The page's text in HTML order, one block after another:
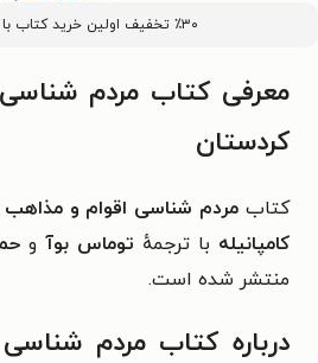
٪۳۰ تخفیف اولین خرید کتاب با کد
معرفی کتاب مردم
کردستان
کتاب مردم شناسی اقوام و مذاهب
کامپانیله با ترجمهٔ توماس بوآ و
منتشر شده است.
درباره کتاب مردم